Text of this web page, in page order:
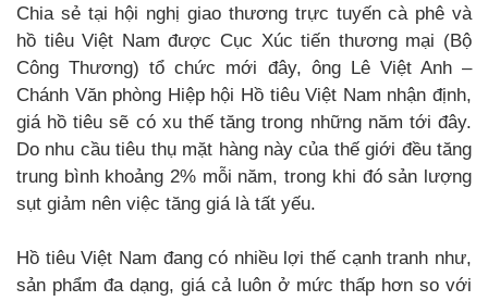
Chia sẻ tại hội nghị giao thương trực tuyến cà phê và
hồ tiêu Việt Nam được Cục Xúc tiến thương mại (Bộ
Công Thương) tổ chức mới đây, ông Lê Việt Anh –
Chánh Văn phòng Hiệp hội Hồ tiêu Việt Nam nhận định,
giá hồ tiêu sẽ có xu thế tăng trong những năm tới đây.
Do nhu cầu tiêu thụ mặt hàng này của thế giới đều tăng
trung bình khoảng 2% mỗi năm, trong khi đó sản lượng
sụt giảm nên việc tăng giá là tất yếu.
Hồ tiêu Việt Nam đang có nhiều lợi thế cạnh tranh như,
sản phẩm đa dạng, giá cả luôn ở mức thấp hơn so với